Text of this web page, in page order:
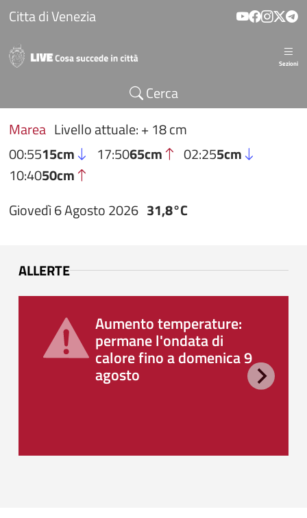
Salta al contenuto principale
Citta di Venezia
Sezioni
Cerca
Marea Livello attuale: + 18 cm
00:5515cm 17:5065cm 02:255cm
10:4050cm
Giovedì 6 Agosto 2026 31,8°C
ALLERTE
Aumento temperature:
permane l'ondata di
calore fino a domenica 9
agosto